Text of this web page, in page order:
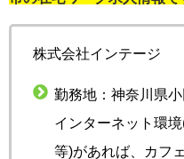
株式会社インテージ
勤務地：神奈川県
インターネット環
等)があれば、カフ